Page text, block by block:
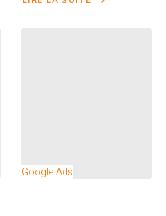
Google Ads